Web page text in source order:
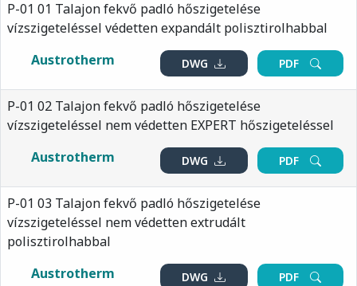
P-01 01 Talajon fekvő padló hőszigetelése
vízszigeteléssel védetten expandált polisztirolhabbal
Austrotherm
DWG PDF
P-01 02 Talajon fekvő padló hőszigetelése
vízszigeteléssel nem védetten EXPERT hőszigeteléssel
Austrotherm
DWG PDF
P-01 03 Talajon fekvő padló hőszigetelése
vízszigeteléssel nem védetten extrudált
polisztirolhabbal
Austrotherm
DWG PDF